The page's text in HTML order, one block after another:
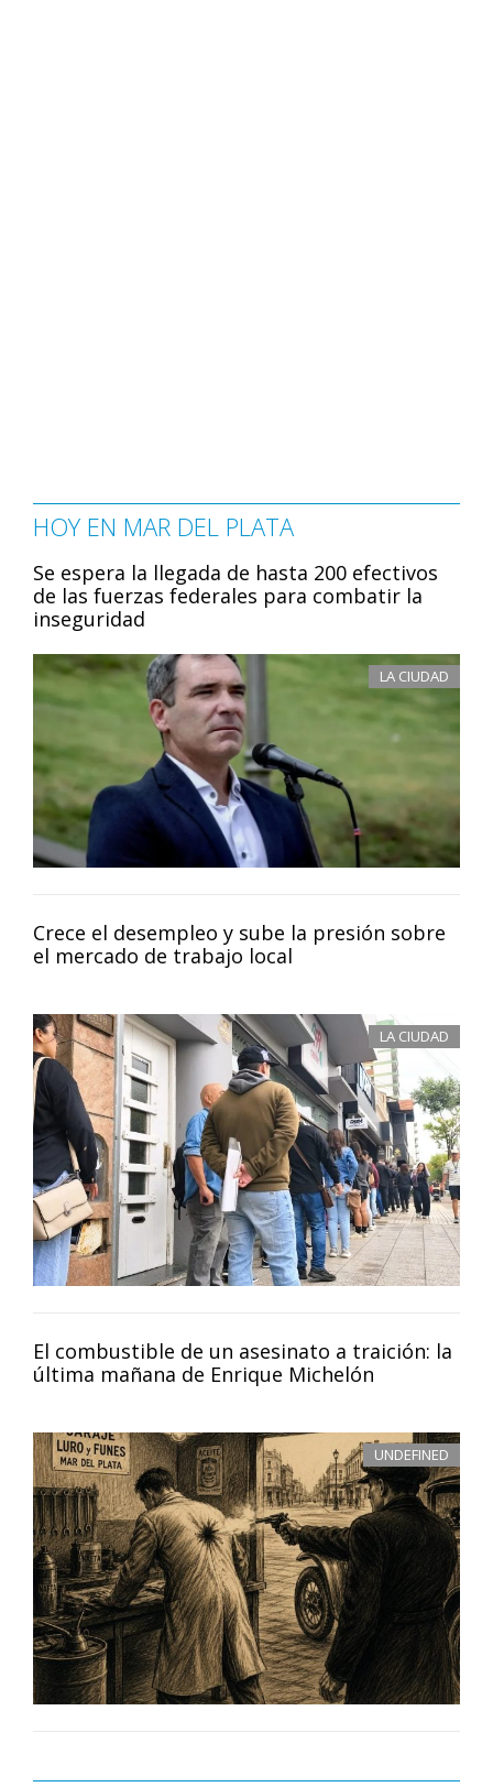
HOY EN MAR DEL PLATA
Se espera la llegada de hasta 200 efectivos
de las fuerzas federales para combatir la
inseguridad
LA CIUDAD
Crece el desempleo y sube la presión sobre
el mercado de trabajo local
LA CIUDAD
El combustible de un asesinato a traición: la
última mañana de Enrique Michelón
UNDEFINED